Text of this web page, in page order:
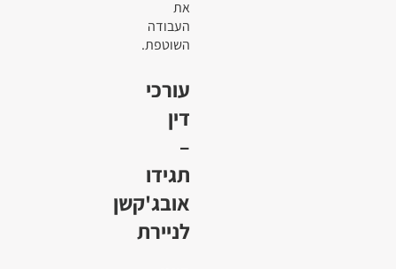
את
העבודה
השוטפת.
עורכי
דין
–
תגידו
אובג'קשן
לניירת